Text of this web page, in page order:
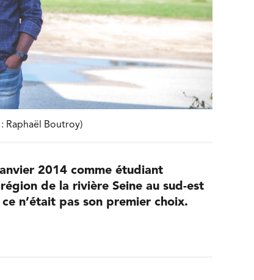
Raphaël Boutroy)
2014 comme étudiant
de la rivière Seine au sud-est
n’était pas son premier choix.